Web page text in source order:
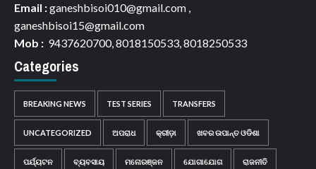
Email :ganeshbisoi010@gmail.com ,
ganeshbisoi15@gmail.com
Mob : 9437620700, 8018150533, 8018250533
Categories
BREAKING NEWS TEST SERIES TRANSFERS
UNCATEGORIZED ଅପରାଧ କ୍ରୀଡ଼ା ଖବର ଉପାନ୍ତ ଓଡିଶା
ପର୍ଯ୍ୟଟନ ବ୍ୟବସାୟ ମନୋରଞ୍ଜନ ଯୋଗାଯୋଗ ରାଜନୀତି